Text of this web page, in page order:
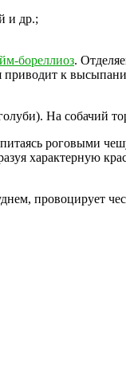
и др.;
бореллиоз.
к
На собачий
роговыми
характерную
провоцирует